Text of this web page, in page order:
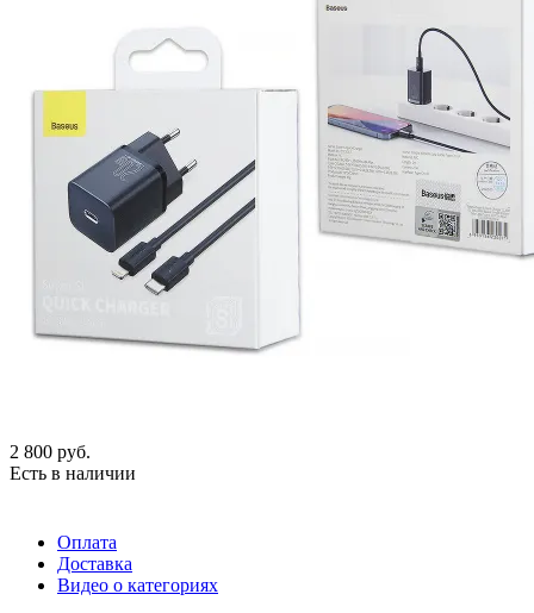
2 800 руб.
Есть в наличии
Оплата
Доставка
Видео о категориях